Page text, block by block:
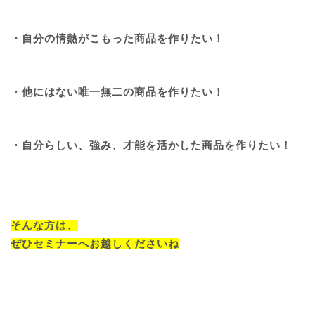
・自分の情熱がこもった商品を作りたい！
・他にはない唯一無二の商品を作りたい！
・自分らしい、強み、才能を活かした商品を作りたい！
そんな方は、
ぜひセミナーへお越しくださいね